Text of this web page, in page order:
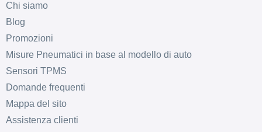
C
Chi siamo
Blog
Promozioni
Misure Pneumatici in base al modello di auto
Sensori TPMS
Domande frequenti
Mappa del sito
Assistenza clienti